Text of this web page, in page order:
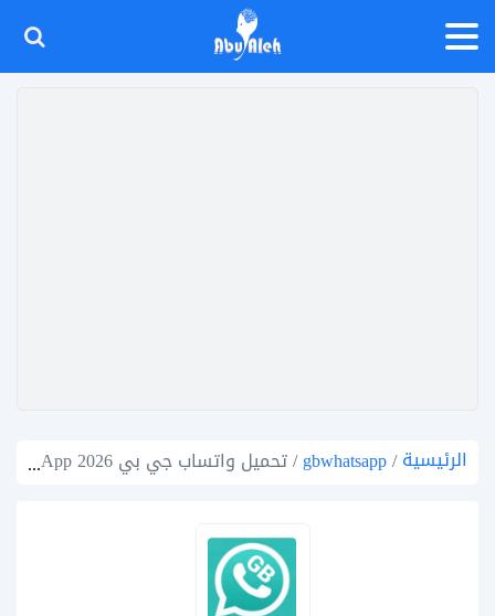
الرئيسية/
gbwhatsapp
/تحميل واتساب جي بي GBWhatsApp 2026 (تحديث جديد V26.77) ضد الحظر